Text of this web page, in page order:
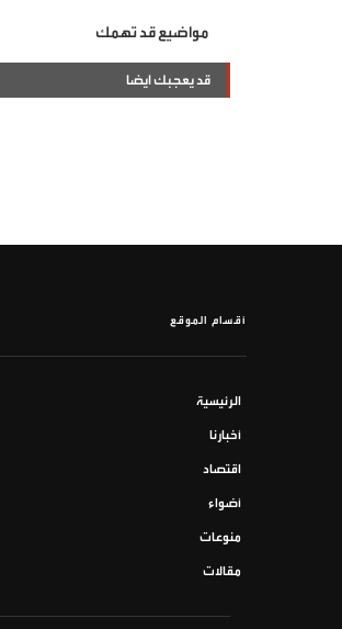
مواضيع قد تهمك
قد يعجبك ايضا
أقسام الموقع
الرئيسية
أخبارنا
اقتصاد
أضواء
منوعات
مقالات